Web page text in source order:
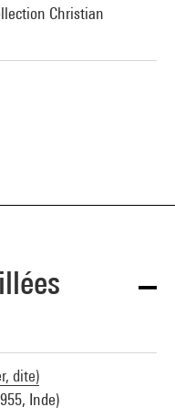
Christian
dite)
Inde)